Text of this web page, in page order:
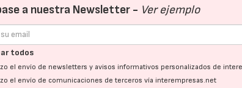
a nuestra Newsletter - Ver ejemplo
todos
el envío de newsletters y avisos informativos personalizados de
el envío de comunicaciones de terceros vía interempresas.net